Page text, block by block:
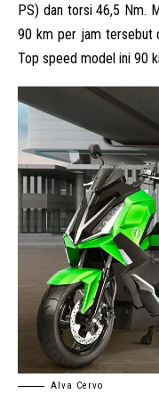
PS) dan torsi 46,5 Nm.
90 km per jam tersebut
Top speed model ini 90
Alva Cervo